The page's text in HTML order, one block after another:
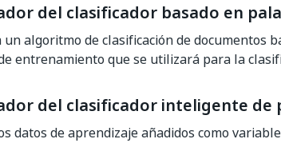
del clasificador basado en
algoritmo de clasificación de documentos
entrenamiento que se utilizará para la
del clasificador inteligente de
datos de aprendizaje añadidos como